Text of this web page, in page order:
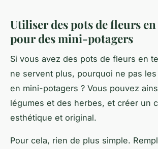
Utiliser des pots de fleurs
pour des mini-potagers
Si vous avez des pots de fleurs en
ne servent plus, pourquoi ne pas
en mini-potagers ? Vous pouvez
légumes et des herbes, et créer un
esthétique et original.
Pour cela, rien de plus simple.